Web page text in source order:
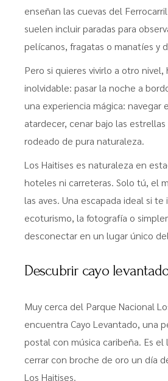
enseñan las cuevas del
suelen incluir paradas para
pelícanos, fragatas o manatíes y
Pero si quieres vivirlo a otro nivel,
inolvidable: pasar la noche a
una experiencia mágica: navegar
atardecer, cenar bajo las
rodeado de pura naturaleza.
Los Haitises es naturaleza en
hoteles ni carreteras. Solo tú, el
las aves. Una escapada ideal si te
ecoturismo, la fotografía o
desconectar en un lugar único
Descubrir cayo
Muy cerca del Parque Nacional
encuentra Cayo Levantado, una
postal con música caribeña. Es
cerrar con broche de oro un día
Los Haitises.